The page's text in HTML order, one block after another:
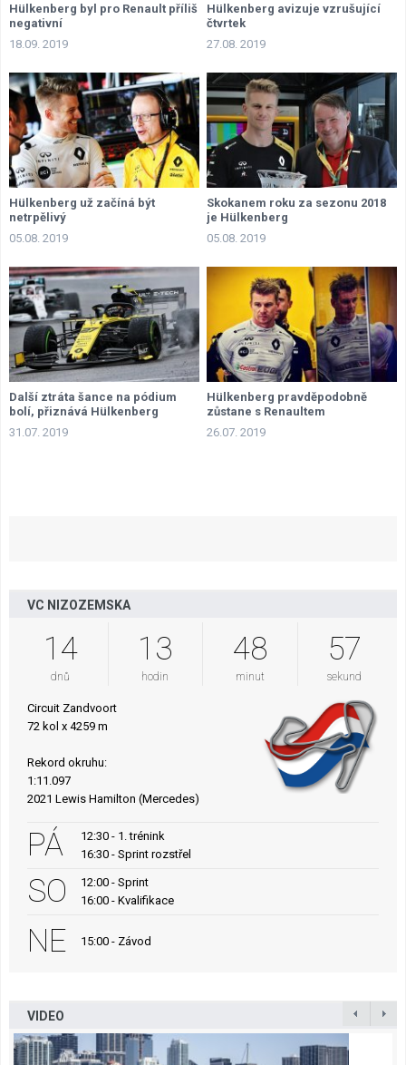
Hülkenberg byl pro Renault příliš
negativní
18.09. 2019
Hülkenberg avizuje vzrušující
čtvrtek
27.08. 2019
Hülkenberg už začíná být
netrpělivý
05.08. 2019
Skokanem roku za sezonu 2018
je Hülkenberg
05.08. 2019
Další ztráta šance na pódium
bolí, přiznává Hülkenberg
31.07. 2019
Hülkenberg pravděpodobně
zůstane s Renaultem
26.07. 2019
VC NIZOZEMSKA
14
dnů
13
hodin
48
minut
56
sekund
Circuit Zandvoort
72 kol x 4259 m
Rekord okruhu:
1:11.097
2021 Lewis Hamilton (Mercedes)
PÁ
12:30 - 1. trénink
16:30 - Sprint rozstřel
SO
12:00 - Sprint
16:00 - Kvalifikace
NE 15:00 - Závod
VIDEO